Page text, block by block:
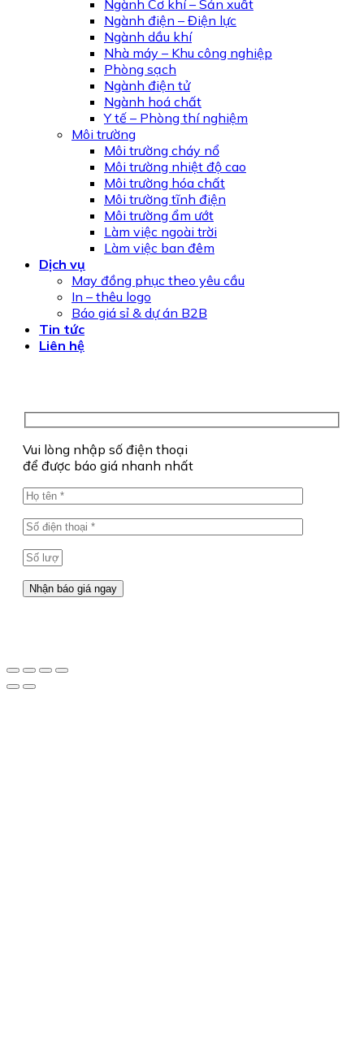
Ngành Cơ khí – Sản xuất
Ngành điện – Điện lực
Ngành dầu khí
Nhà máy – Khu công nghiệp
Phòng sạch
Ngành điện tử
Ngành hoá chất
Y tế – Phòng thí nghiệm
Môi trường
Môi trường cháy nổ
Môi trường nhiệt độ cao
Môi trường hóa chất
Môi trường tĩnh điện
Môi trường ẩm ướt
Làm việc ngoài trời
Làm việc ban đêm
Dịch vụ
May đồng phục theo yêu cầu
In – thêu logo
Báo giá sỉ & dự án B2B
Tin tức
Liên hệ
Vui lòng nhập số điện thoại
để được báo giá nhanh nhất